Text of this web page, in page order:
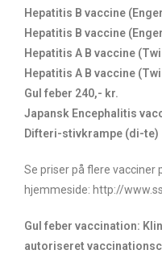
Hepatitis B vaccine
Hepatitis B vaccine
Hepatitis A B vaccine
Hepatitis A B vaccine
Gul feber 240,- kr.
Japansk Encephalitis
Difteri-stivkrampe (di-te)
Se priser på flere vacciner
hjemmeside: http://
Gul feber vaccination:
autoriseret